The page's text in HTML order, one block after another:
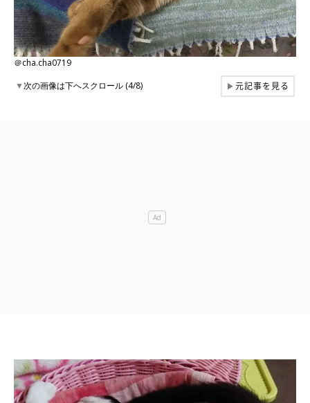
＠cha.cha0719
▼次の画像は下へスクロール (4/8) ▶元記事を見る